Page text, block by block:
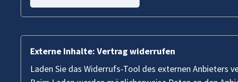
Externe Inhalte: Vertrag widerrufen
Laden Sie das Widerrufs-Tool des externen Anbieters